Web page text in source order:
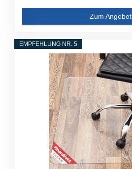
Zum Angebot
EMPFEHLUNG NR. 5